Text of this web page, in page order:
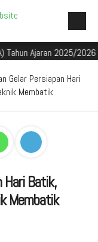
2025/2026
Gelar Persiapan Hari
Membatik
Hari Batik,
Membatik